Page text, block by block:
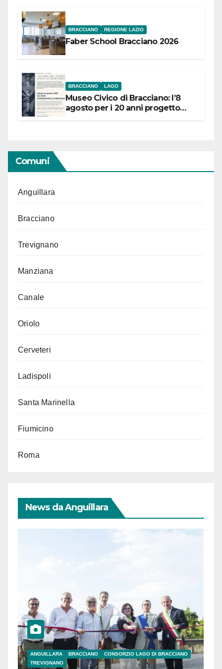
BRACCIANO REGIONE LAZIO
Faber School Bracciano 2026
BRACCIANO LAGO
Museo Civico di Bracciano: l’8
agosto per i 20 anni progetto
Comuni
Anguillara
Bracciano
Trevignano
Manziana
Canale
Oriolo
Cerveteri
Ladispoli
Santa Marinella
Fiumicino
Roma
News da Anguillara
ANGUILLARA BRACCIANO
CONSORZIO LAGO DI BRACCIANO
TREVIGNANO